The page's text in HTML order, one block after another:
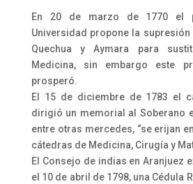
En 20 de marzo de 1770 el
Universidad propone la
Quechua y Aymara para
Medicina, sin embargo este
prosperó.
El 15 de diciembre de 1783 el
dirigió un memorial al Soberano
entre otras mercedes, “se erijan
cátedras de Medicina, Cirugía y
El Consejo de indias en Aranjuez
el 10 de abril de 1798, una Cédula